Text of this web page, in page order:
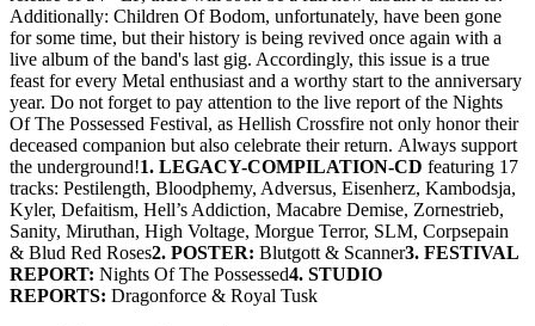
Additionally: Children Of Bodom, unfortunately, have been gone
for some time, but their history is being revived once again with a
live album of the band's last gig. Accordingly, this issue is a true
feast for every Metal enthusiast and a worthy start to the anniversary
year. Do not forget to pay attention to the live report of the Nights
Of The Possessed Festival, as Hellish Crossfire not only honor their
deceased companion but also celebrate their return. Always support
the underground!1. LEGACY-COMPILATION-CD featuring 17
tracks: Pestilength, Bloodphemy, Adversus, Eisenherz, Kambodsja,
Kyler, Defaitism, Hell’s Addiction, Macabre Demise, Zornestrieb,
Sanity, Miruthan, High Voltage, Morgue Terror, SLM, Corpsepain
& Blud Red Roses2. POSTER: Blutgott & Scanner3. FESTIVAL
REPORT: Nights Of The Possessed4. STUDIO
REPORTS: Dragonforce & Royal Tusk